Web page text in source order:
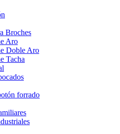
Broches
Aro
Doble Aro
Tacha
forrado